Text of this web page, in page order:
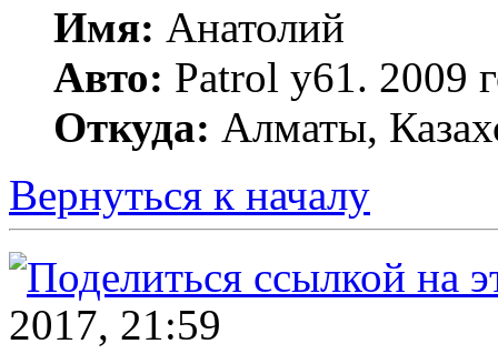
Имя: Анатолий
Авто: Patrol y61.
Откуда: Алматы,
Вернуться к началу
2017, 21:59